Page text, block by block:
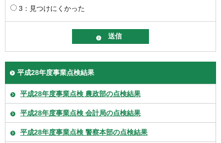
3：見つけにくかった
平成28年度事業点検結果
平成28年度事業点検 農政部の点検結果
平成28年度事業点検 会計局の点検結果
平成28年度事業点検 警察本部の点検結果